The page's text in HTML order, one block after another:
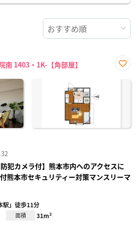
1403・1K-【角部屋】
に入
犯カメラ付】熊本市内へのアクセスに
熊本市セキュリティー対策マンスリーマ
駅」徒歩11分
面積 31m²